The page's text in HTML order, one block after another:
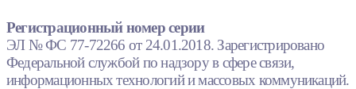
Регистрационный номер серии
ЭЛ № ФС 77-72266 от 24.01.2018. Зарегистрировано
Федеральной службой по надзору в сфере связи,
информационных технологий и массовых коммуникаций.